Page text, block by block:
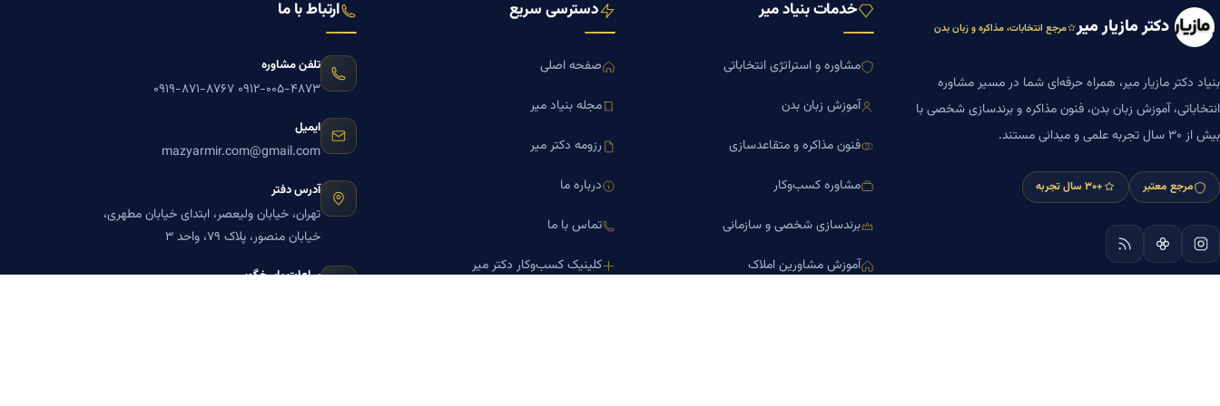
دکتر مازیار میر مرجع انتخابات، مذاکره و زبان بدن
بنیاد دکتر مازیار میر، همراه حرفه‌ای شما در مسیر مشاوره
انتخاباتی، آموزش زبان بدن، فنون مذاکره و برندسازی شخصی با
بیش از ۳۰ سال تجربه علمی و میدانی مستند.
مرجع معتبر +۳۰ سال تجربه
خدمات بنیاد میر
مشاوره و استراتژی انتخاباتی
آموزش زبان بدن
فنون مذاکره و متقاعدسازی
مشاوره کسب‌وکار
برندسازی شخصی و سازمانی
آموزش مشاورین املاک
دسترسی سریع
صفحه اصلی
مجله بنیاد میر
رزومه دکتر میر
درباره ما
تماس با ما
کلینیک کسب‌وکار دکتر میر
ارتباط با ما
تلفن مشاوره
۰۹۱۲-۰۰۵-۴۸۷۳ ۰۹۱۹-۸۷۱-۸۷۶۷
ایمیل
mazyarmir.com@gmail.com
آدرس دفتر
تهران، خیابان ولیعصر، ابتدای خیابان مطهری،
خیابان منصور، پلاک ۷۹، واحد ۳
ساعات پاسخگویی